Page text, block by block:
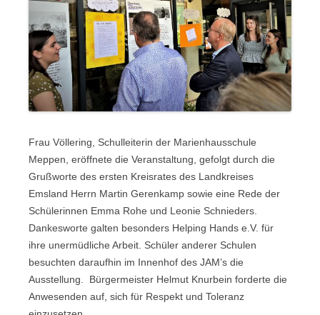
Frau Völlering, Schulleiterin der Marienhausschule
Meppen, eröffnete die Veranstaltung, gefolgt durch die
Grußworte des ersten Kreisrates des Landkreises
Emsland Herrn Martin Gerenkamp sowie eine Rede der
Schülerinnen Emma Rohe und Leonie Schnieders.
Dankesworte galten besonders Helping Hands e.V. für
ihre unermüdliche Arbeit. Schüler anderer Schulen
besuchten daraufhin im Innenhof des JAM’s die
Ausstellung. Bürgermeister Helmut Knurbein forderte die
Anwesenden auf, sich für Respekt und Toleranz